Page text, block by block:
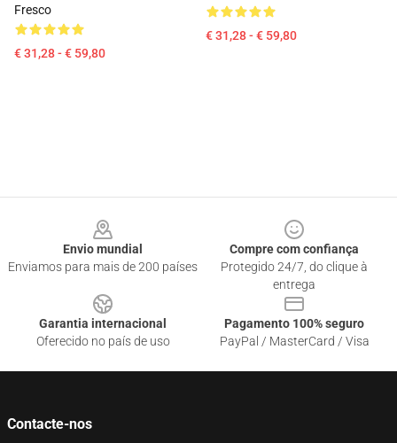
Fresco
€ 31,28 - € 59,80
€ 31,28 - € 59,80
Envio mundial
Enviamos para mais de 200 países
Compre com confiança
Protegido 24/7, do clique à
entrega
Garantia internacional
Oferecido no país de uso
Pagamento 100% seguro
PayPal / MasterCard / Visa
Contacte-nos